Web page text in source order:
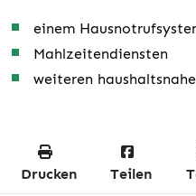
einem
Mahlzeitendiensten
weiteren
Drucken Teilen